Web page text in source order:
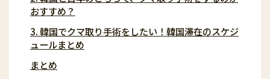
おすすめ？
3. 韓国でクマ取り手術をしたい！韓国滞在のスケジ
ュールまとめ
まとめ